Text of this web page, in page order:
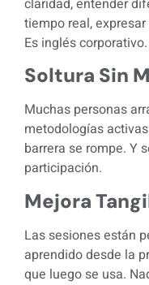
tiempo real,
Es inglés corporativo.
Soltura Sin
Muchas personas
metodologías
barrera se rompe. Y
participación.
Mejora
Las sesiones están
aprendido desde la
que luego se usa.